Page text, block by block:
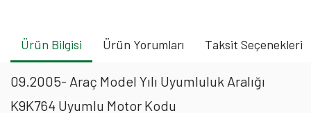
Ürün Bilgisi Ürün Yorumları Taksit Seçenekleri
09.2005- Araç Model Yılı Uyumluluk Aralığı
K9K764 Uyumlu Motor Kodu